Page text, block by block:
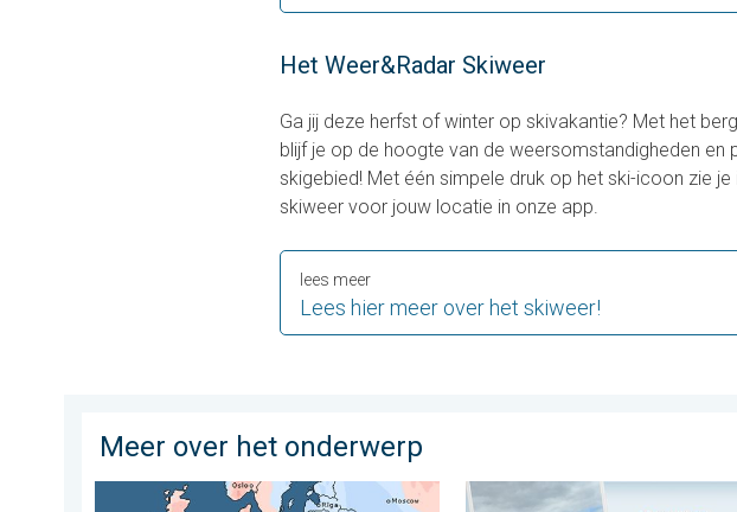
Het Weer&Radar Skiweer
Ga jij deze herfst of winter op skivakantie? Met het
blijf je op de hoogte van de weersomstandigheden en
skigebied! Met één simpele druk op het ski-icoon zie
skiweer voor jouw locatie in onze app.
Lees hier meer over het skiweer!
lees meer
Meer over het onderwerp
Grote weersverschillen in juli. Tweedeling Europa. . . maandag 3 augustus 2026
Impressies maken, momenten